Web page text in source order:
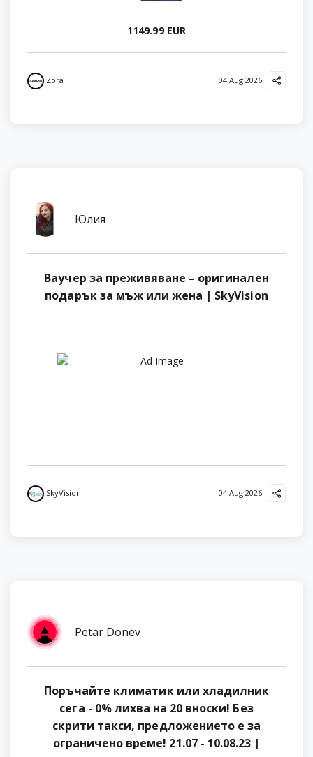
1149.99 EUR
Zora 04 Aug 2026
Юлия
Ваучер за преживяване – оригинален
подарък за мъж или жена | SkyVision
SkyVision 04 Aug 2026
Petar Donev
Поръчайте климатик или хладилник
сега - 0% лихва на 20 вноски! Без
скрити такси, предложението е за
ограничено време! 21.07 - 10.08.23 |